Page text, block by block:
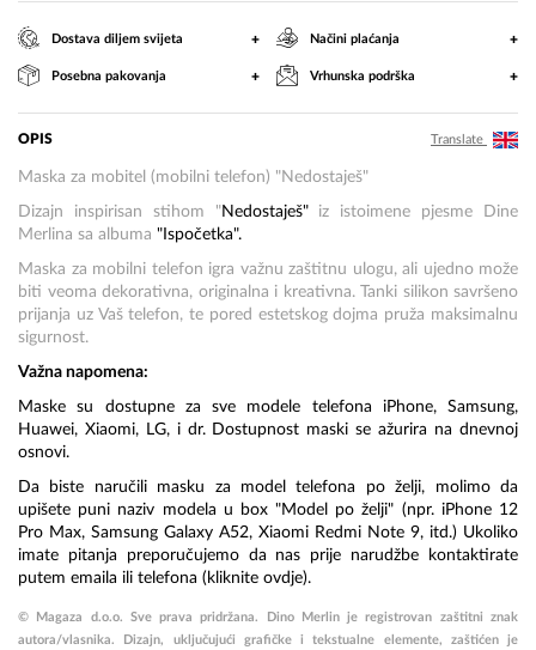
Dostava diljem svijeta + Načini plaćanja +
Posebna pakovanja + Vrhunska podrška +
OPIS Translate
Maska za mobitel (mobilni telefon) "Nedostaješ"
Dizajn inspirisan stihom "Nedostaješ"iz istoimene pjesme Dine
Merlina sa albuma "Ispočetka".
Maska za mobilni telefon igra važnu zaštitnu ulogu, ali ujedno može
biti veoma dekorativna, originalna i kreativna. Tanki silikon savršeno
prijanja uz Vaš telefon, te pored estetskog dojma pruža maksimalnu
sigurnost.
Važna napomena:
Maske su dostupne za sve modele telefona iPhone, Samsung,
Huawei, Xiaomi, LG, i dr. Dostupnost maski se ažurira na dnevnoj
osnovi.
Da biste naručili masku za model telefona po želji, molimo da
upišete puni naziv modela u box "Model po želji" (npr. iPhone 12
Pro Max, Samsung Galaxy A52, Xiaomi Redmi Note 9, itd.) Ukoliko
imate pitanja preporučujemo da nas prije narudžbe kontaktirate
putem emaila ili telefona (kliknite ovdje).
© Magaza d.o.o. Sve prava pridržana. Dino Merlin je registrovan zaštitni znak
autora/vlasnika. Dizajn, uključujući grafičke i tekstualne elemente, zaštićen je